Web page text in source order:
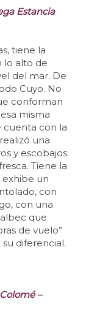
Estancia
tiene la
lo alto de
del mar. De
Cuyo. No
conforman
misma
cuenta con la
una
y escobajos.
Tiene la
exhibe un
con
con una
que
de vuelo”
diferencial.
–